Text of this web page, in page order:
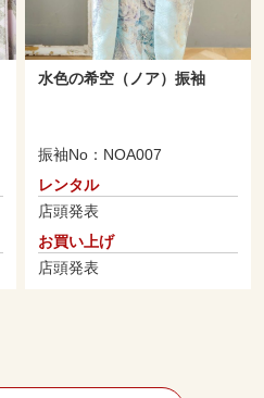
水色の希空（ノア）振袖
振袖No：NOA007
レンタル
店頭発表
お買い上げ
店頭発表